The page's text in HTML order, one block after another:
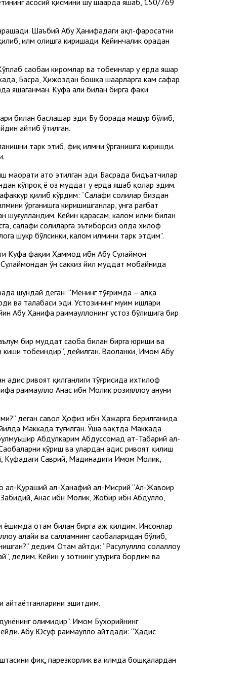
Шаъбий Абу Ҳанифадаги ақл-фаросатни
илм олишга киришади. Кейинчалик орадан
саҳобаи киромлар ва тобеинлар у ерда яшар
Басра, Ҳижоздан бошқа шаҳарларга кам сафар
яшаганман. Куфа аҳли билан бирга фақиҳ
билан баҳслашар эди. Бу борада машҳур бўлиб,
айтиб ўтилган.
тарк этиб, фиқҳ илмни ўрганишга киришди.
маҳорати ато этилган эди. Басрада бидъатчилар
кўпроқ ё оз муддат у ерда яшаб қолар эдим.
қилиб кўрдим: “Салафи солиҳлар биздан
ўрганишга киришишганлар, унга рағбат
шуғулландим. Кейин қарасам, калом илми билан
салафи солиҳларга эътиборсиз ҳолда хилоф
шукр бўлсинки, калом илмини тарк этдим”.
Куфа фақиҳи Ҳаммод ибн Абу Сулаймон
Сулаймондан ўн саккиз йил муддат мобайнида
шундай деган: “Менинг тўғримда – ҳалқа
ва талабаси эди. Устозининг муҳим ишлари
Ҳанифа раҳимаҳуллоҳнинг устоз бўлишига бир
бир муддат саҳоба билан бирга юриши ва
киши тобеиндир”, дейилган. Ваҳоланки, Имом Абу
ривоят қилганлиги тўғрисида ихтилоф
Анас ибн Молик розияллоҳу анҳуни
деган савол Ҳофиз ибн Ҳажарга берилганида
Маккада туғилган. Ўша вақтда Маккада
Абдулкарим Абдуссомад ат-Табарий ал-
кўриш ва улардан ҳадис ривоят қилиш
Куфадаги Саврий, Мадинадиги Имом Молик,
Қураший ал-Ҳанафий ал-Мисрий “Ал-Жавоҳир
Анас ибн Молик, Жобир ибн Абдуллоҳ,
ёшимда отам билан бирга ҳаж қилдим. Инсонлар
алайҳи ва салламнинг саҳобаларидан бўлиб,
дедим. Отам айтди: “Расулулллоҳ солаллоҳу
дедим. Кейин у зотнинг ҳузурига бордим ва
айтаётганларини эшитдим.
олимидир”. Имом Бухорийнинг
Абу Юсуф раҳимаҳуллоҳ айтдади: “Ҳадис
фиқҳ, парҳезкорлик ва илмда бошқалардан